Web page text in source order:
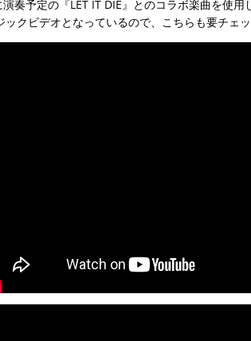
演奏予定の『LET IT DIE』とのコラボ楽曲を使
ックビデオとなっているので、こちらも要チェッ